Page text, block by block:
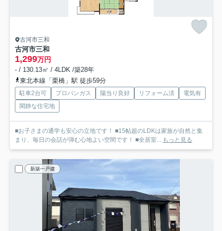
古河市三和
古河市三和
1,299万円
- / 130.13㎡ / 4LDK /築28年
東北本線「栗橋」駅 徒歩59分
駐車2台可 プロパンガス 陽当り良好 リフォーム済
電気有
閑静な住宅地
■お子さまの通学も安心の立地です！ ■15帖超のLDKは家族が自然と集
まり、毎日の会話が弾む心地よい空間です！ ■全居室... もっと見る
新築一戸建